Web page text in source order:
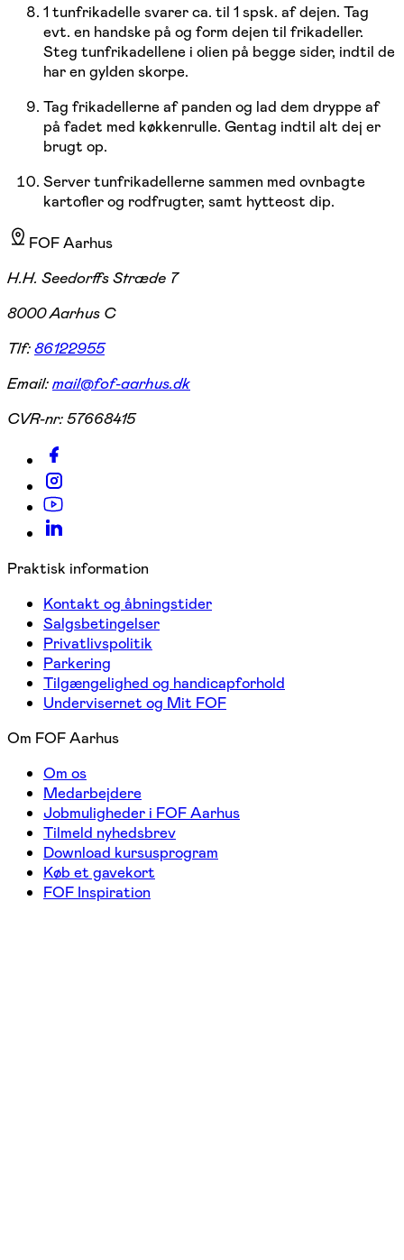
1 tunfrikadelle svarer ca. til 1 spsk. af dejen. Tag
evt. en handske på og form dejen til frikadeller.
Steg tunfrikadellene i olien på begge sider, indtil de
har en gylden skorpe.
Tag frikadellerne af panden og lad dem dryppe af
på fadet med køkkenrulle. Gentag indtil alt dej er
brugt op.
Server tunfrikadellerne sammen med ovnbagte
kartofler og rodfrugter, samt hytteost dip.
FOF Aarhus
H.H. Seedorffs Stræde 7
8000 Aarhus C
Tlf:86122955
Email:mail@fof-aarhus.dk
CVR-nr:57668415
Praktisk information
Kontakt og åbningstider
Salgsbetingelser
Privatlivspolitik
Parkering
Tilgængelighed og handicapforhold
Undervisernet og Mit FOF
Om FOF Aarhus
Om os
Medarbejdere
Jobmuligheder i FOF Aarhus
Tilmeld nyhedsbrev
Download kursusprogram
Køb et gavekort
FOF Inspiration